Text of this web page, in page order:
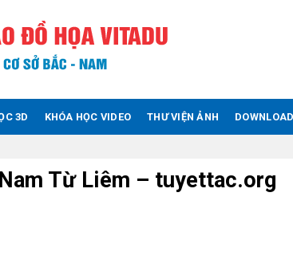
3D KHÓA HỌC VIDEO THƯ VIỆN ẢNH DOWNLOAD
Từ Liêm – tuyettac.org